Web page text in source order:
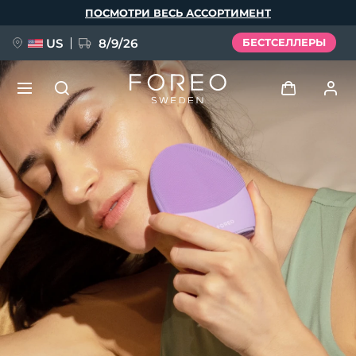
ПОСМОТРИ ВЕСЬ АССОРТИМЕНТ
US 8/9/26 БЕСТСЕЛЛЕРЫ
Профиль пользователя
Мои приборы
Мои заказы
Мои адреса
Мои подписки
НОВИНКА
FAQ™ Pure Beauty-Tech Elixir
BREAKING NEWS
issa™ Teeth Whitening Set
Язык
English Deutsch
Español
Français
Italiano
Português
Svenska
Русский
Türkçe
简体中文 繁體中文